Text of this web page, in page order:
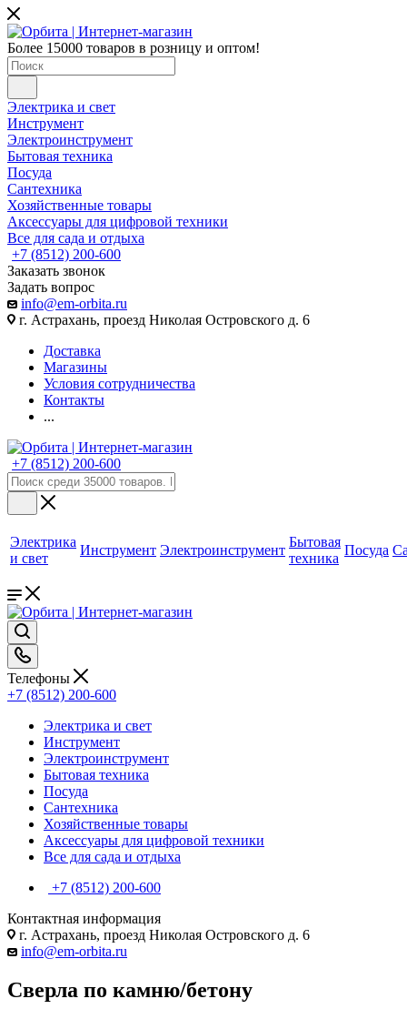
Более 15000 товаров в розницу и оптом!
Электрика и свет
Инструмент
Электроинструмент
Бытовая техника
Посуда
Сантехника
Хозяйственные товары
Аксессуары для цифровой техники
Все для сада и отдыха
+7 (8512) 200-600
Заказать звонок
Задать вопрос
info@em-orbita.ru
г. Астрахань, проезд Николая Островского д. 6
Доставка
Магазины
Условия сотрудничества
Контакты
...
+7 (8512) 200-600
Электрика
и свет
Инструмент Электроинструмент
Бытовая
техника
Посуда
Телефоны
+7 (8512) 200-600
Электрика и свет
Инструмент
Электроинструмент
Бытовая техника
Посуда
Сантехника
Хозяйственные товары
Аксессуары для цифровой техники
Все для сада и отдыха
+7 (8512) 200-600
Контактная информация
г. Астрахань, проезд Николая Островского д. 6
info@em-orbita.ru
Сверла по камню/бетону